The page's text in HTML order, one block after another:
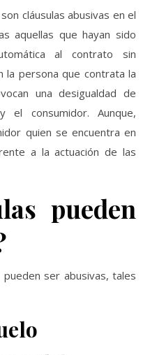
cláusulas abusivas en el
aquellas que hayan sido
al contrato sin
la persona que contrata la
una desigualdad de
consumidor. Aunque,
quien se encuentra en
a la actuación de las
pueden
ser abusivas, tales